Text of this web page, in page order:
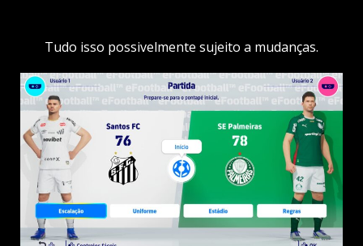
Tudo isso possivelmente sujeito a mudanças.